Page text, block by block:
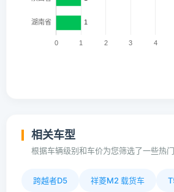
相关车型
根据车辆级别和车价为您筛选了一些热
跨越者D5 祥菱M2 载货车